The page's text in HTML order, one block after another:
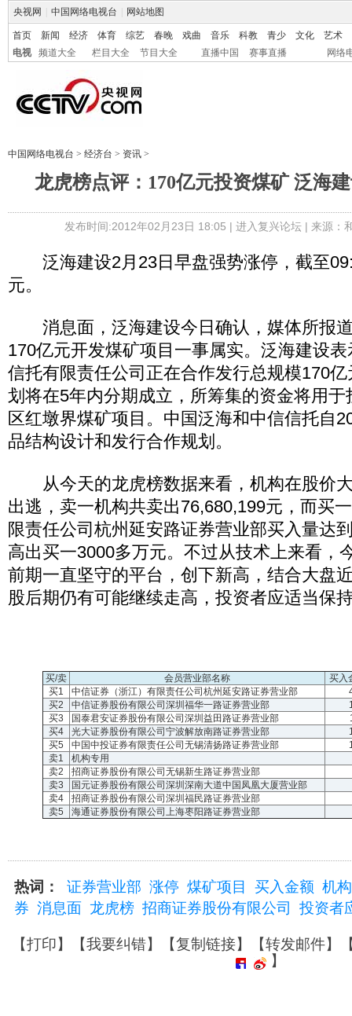
央视网 中国网络电视台 网站地图
首页 新闻 经济 体育 综艺 春晚 戏曲 音乐 科教 青少 文化
艺术
电视
频道大全 栏目大全 节目大全 直播中国 赛事直播 网络
中国网络电视台 > 经济台 > 资讯 >
龙虎榜点评：170亿元投资煤矿 泛海
发布时间:2012年02月23日 18:05 | 进入复兴论坛| 来源：
泛海建设2月23日早盘强势涨停，截至
元。
消息面，泛海建设今日确认，媒体所报
170亿元开发煤矿项目一事属实。泛海建设
信托有限责任公司正在合作发行总规模170
划将在5年内分期成立，所筹集的资金将用
区红墩界煤矿项目。中国泛海和中信信托自
品结构设计和发行合作规划。
从今天的龙虎榜数据来看，机构在股价
出逃，卖一机构共卖出76,680,199元，而买
限责任公司杭州延安路证券营业部买入量达
高出买一3000多万元。不过从技术上来看，
前期一直坚守的平台，创下新高，结合大盘
股后期仍有可能继续走高，投资者应适当保
买/卖 会员营业部名称
买入
买1
中信证券（浙江）有限责任公司杭州延安路证券营业部
买2
中信证券股份有限公司深圳福华一路证券营业部
买3
国泰君安证券股份有限公司深圳益田路证券营业部
买4
光大证券股份有限公司宁波解放南路证券营业部
买5
中国中投证券有限责任公司无锡清扬路证券营业部
卖1
机构专用
卖2
招商证券股份有限公司无锡新生路证券营业部
卖3
国元证券股份有限公司深圳深南大道中国凤凰大厦营业部
卖4
招商证券股份有限公司深圳福民路证券营业部
卖5
海通证券股份有限公司上海枣阳路证券营业部
热词： 证券营业部 涨停 煤矿项目 买入金额 机
券 消息面 龙虎榜 招商证券股份有限公司 投资者
【打印】【我要纠错】【复制链接】【转发邮件】
】